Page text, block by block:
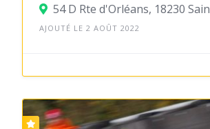
AJOUTÉ LE 2 AOÛT 2022